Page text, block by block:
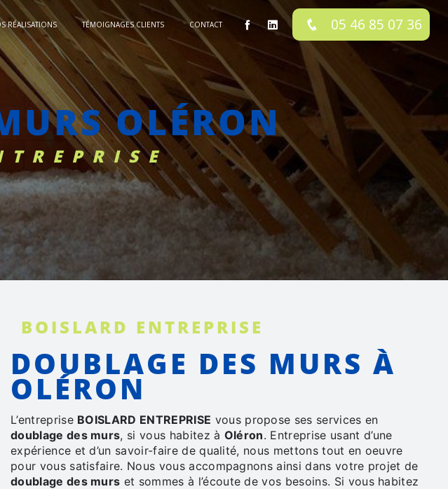
RÉALISATIONS TÉMOIGNAGES CLIENTS CONTACT 05 46 85 07 36
OLÉRON
BOISLARD ENTREPRISE
DOUBLAGE DES MURS À
OLÉRON
L’entreprise BOISLARD ENTREPRISE vous propose ses services en
doublage des murs, si vous habitez à Oléron. Entreprise usant d’une
expérience et d’un savoir-faire de qualité, nous mettons tout en oeuvre
pour vous satisfaire. Nous vous accompagnons ainsi dans votre projet de
doublage des murs et sommes à l’écoute de vos besoins. Si vous habitez